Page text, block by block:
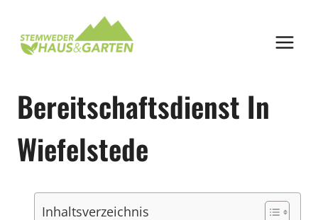
springen
Bereitschaftsdienst In
Wiefelstede
Inhaltsverzeichnis